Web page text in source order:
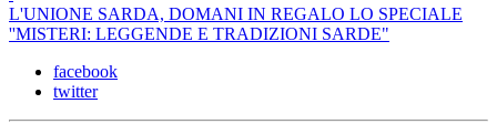
L'UNIONE SARDA, DOMANI IN REGALO LO SPECIALE
''MISTERI: LEGGENDE E TRADIZIONI SARDE"
facebook
twitter